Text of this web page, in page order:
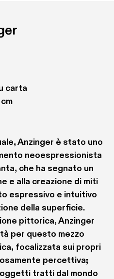
carta
Anzinger è stato uno
neoespressionista
che ha segnato un
e alla creazione di miti
espressivo e intuitivo
della superficie.
pittorica, Anzinger
per questo mezzo
focalizzata sui propri
percettiva;
tratti dal mondo